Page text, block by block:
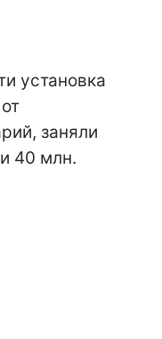
установка
заняли
40 млн.